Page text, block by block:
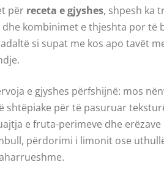
për receta e gjyshes, shpesh ka
kombinimet e thjeshta por të
si supat me kos apo tavët
e gjyshes përfshijnë: mos
për të pasuruar
e fruta-perimeve dhe
përdorimi i limonit ose